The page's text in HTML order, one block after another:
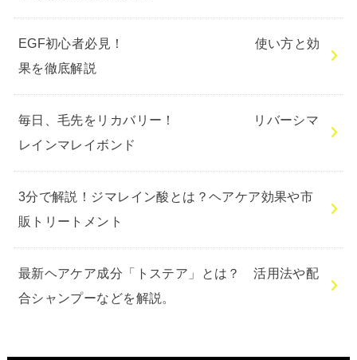
EGF初心者必見！ 使い方と効
果を徹底解説
毎日、毛先をリカバリー！ リバーシマ
レインマレイボンド
3分で解説！ジマレイン酸とは？ヘアケア効果や市
販トリートメント
最新ヘアケア成分「トステア」とは？ 活用法や配
合シャンプーなどを解説。